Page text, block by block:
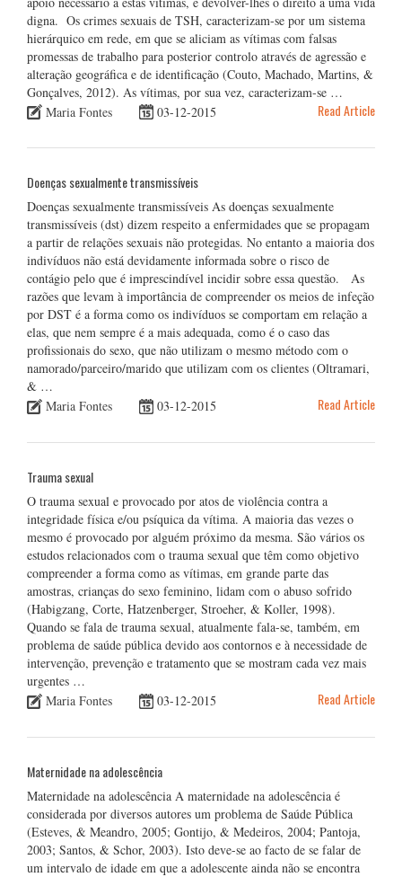
digna. Os crimes sexuais de TSH, caracterizam-se por um sistema
hierárquico em rede, em que se aliciam as vítimas com falsas
promessas de trabalho para posterior controlo através de agressão e
alteração geográfica e de identificação (Couto, Machado, Martins, &
Gonçalves, 2012). As vítimas, por sua vez, caracterizam-se …
Maria Fontes
03-12-2015 Read Article
Doenças sexualmente transmissíveis
Doenças sexualmente transmissíveis As doenças sexualmente
transmissíveis (dst) dizem respeito a enfermidades que se propagam
a partir de relações sexuais não protegidas. No entanto a maioria dos
indivíduos não está devidamente informada sobre o risco de
contágio pelo que é imprescindível incidir sobre essa questão. As
razões que levam à importância de compreender os meios de infeção
por DST é a forma como os indivíduos se comportam em relação a
elas, que nem sempre é a mais adequada, como é o caso das
profissionais do sexo, que não utilizam o mesmo método com o
namorado/parceiro/marido que utilizam com os clientes (Oltramari,
& …
Maria Fontes
03-12-2015 Read Article
Trauma sexual
O trauma sexual e provocado por atos de violência contra a
integridade física e/ou psíquica da vítima. A maioria das vezes o
mesmo é provocado por alguém próximo da mesma. São vários os
estudos relacionados com o trauma sexual que têm como objetivo
compreender a forma como as vítimas, em grande parte das
amostras, crianças do sexo feminino, lidam com o abuso sofrido
(Habigzang, Corte, Hatzenberger, Stroeher, & Koller, 1998).
Quando se fala de trauma sexual, atualmente fala-se, também, em
problema de saúde pública devido aos contornos e à necessidade de
intervenção, prevenção e tratamento que se mostram cada vez mais
urgentes …
Maria Fontes
03-12-2015 Read Article
Maternidade na adolescência
Maternidade na adolescência A maternidade na adolescência é
considerada por diversos autores um problema de Saúde Pública
(Esteves, & Meandro, 2005; Gontijo, & Medeiros, 2004; Pantoja,
2003; Santos, & Schor, 2003). Isto deve-se ao facto de se falar de
um intervalo de idade em que a adolescente ainda não se encontra